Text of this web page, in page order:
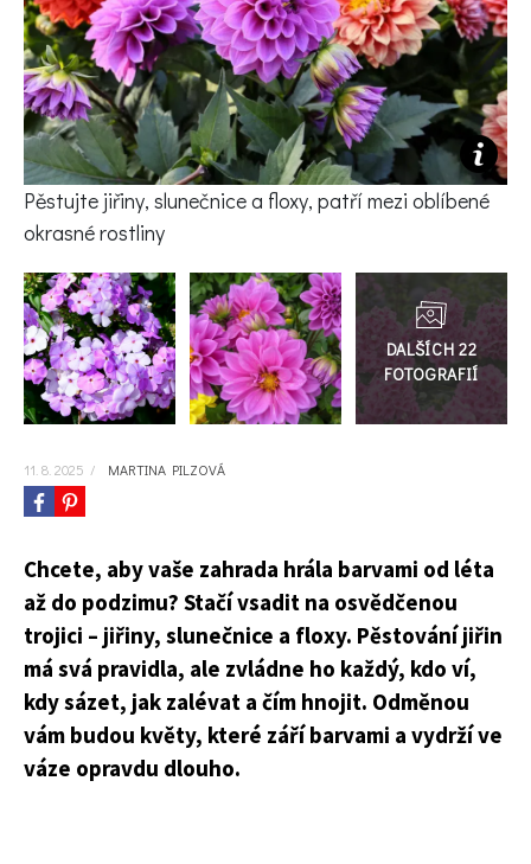
KVÍZY A TESTY
Pěstujte jiřiny, slunečnice a floxy, patří mezi oblíbené
okrasné rostliny
Přejít
do
galerie
11. 8. 2025 / MARTINA PILZOVÁ
Chcete, aby vaše zahrada hrála barvami od léta
až do podzimu? Stačí vsadit na osvědčenou
trojici – jiřiny, slunečnice a floxy. Pěstování jiřin
má svá pravidla, ale zvládne ho každý, kdo ví,
kdy sázet, jak zalévat a čím hnojit. Odměnou
vám budou květy, které září barvami a vydrží ve
váze opravdu dlouho.